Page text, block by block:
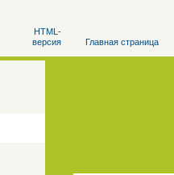
HTML-
версия
Главная страница